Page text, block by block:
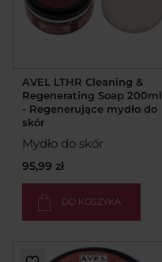
AVEL LTHR Cleaning &
Regenerating Soap 200ml
- Regenerujące mydło do
skór
Mydło do skór
95,99 zł
DO KOSZYKA